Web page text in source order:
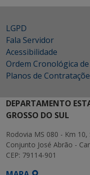
LGPD
Fala Servidor
Acessibilidade
Ordem Cronológica
Planos de
DEPARTAMENTO
GROSSO DO SUL
Rodovia MS 080 - Km 10,
Conjunto José Abrão -
CEP: 79114-901